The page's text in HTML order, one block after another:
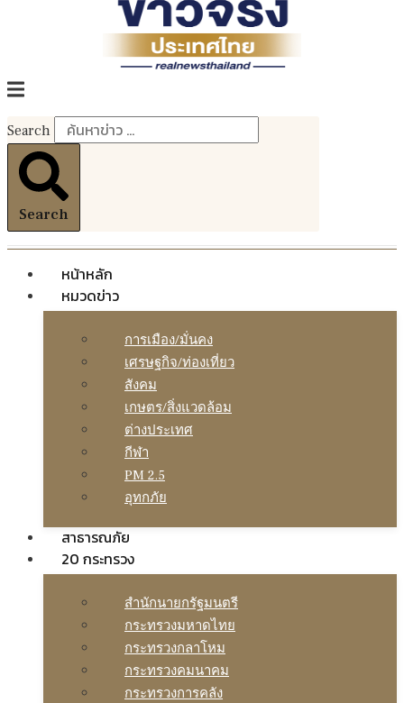
Search
Search
หน้าหลัก
หมวดข่าว
การเมือง/มั่นคง
เศรษฐกิจ/ท่องเที่ยว
สังคม
เกษตร/สิ่งแวดล้อม
ต่างประเทศ
กีฬา
PM 2.5
อุทกภัย
สาธารณภัย
20 กระทรวง
สํานักนายกรัฐมนตรี
กระทรวงมหาดไทย
กระทรวงกลาโหม
กระทรวงคมนาคม
กระทรวงการคลัง